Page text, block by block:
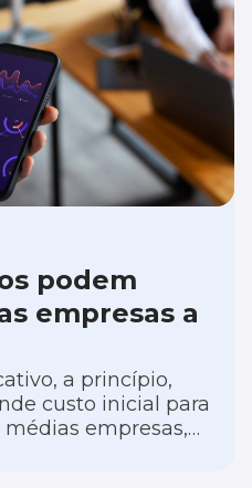
podem
empresas a
a princípio,
custo inicial para
empresas,